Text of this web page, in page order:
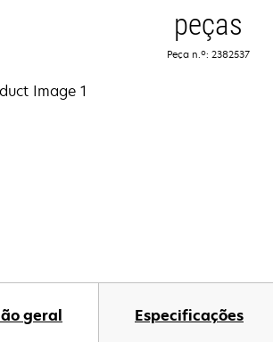
peças
Peça n.º: 2382537
geral Especificações